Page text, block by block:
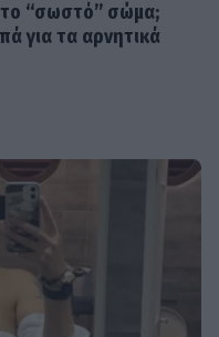
το “σωστό” σώμα;
για τα αρνητικά